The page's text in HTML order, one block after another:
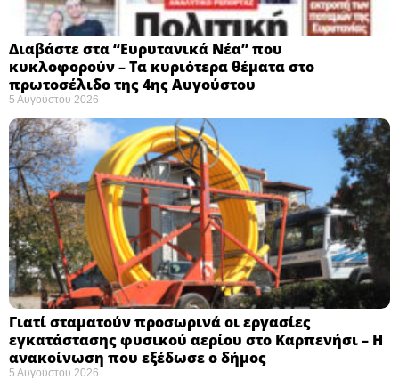
Διαβάστε στα “Ευρυτανικά Νέα” που
κυκλοφορούν – Τα κυριότερα θέματα στο
πρωτοσέλιδο της 4ης Αυγούστου
5 Αυγούστου 2026
Γιατί σταματούν προσωρινά οι εργασίες
εγκατάστασης φυσικού αερίου στο Καρπενήσι – Η
ανακοίνωση που εξέδωσε ο δήμος
5 Αυγούστου 2026